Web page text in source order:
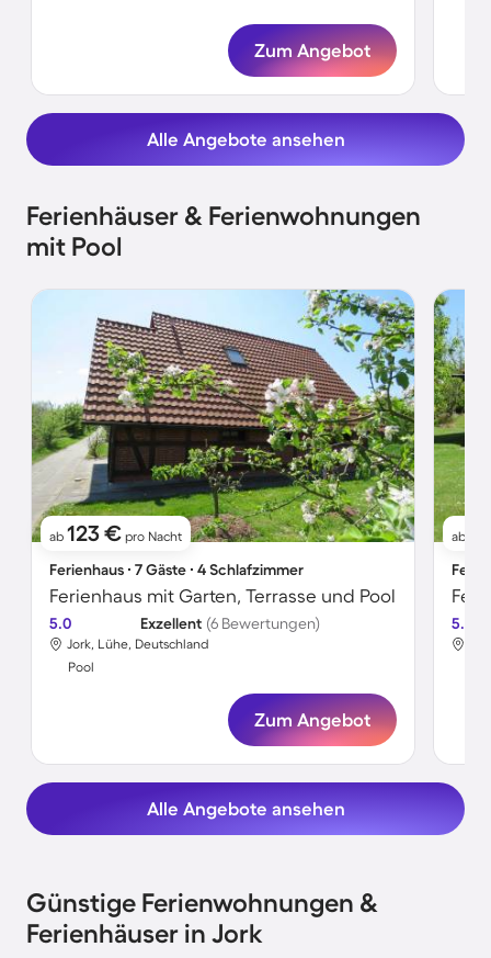
Zum Angebot
Alle Angebote ansehen
Ferienhäuser & Ferienwohnungen
mit Pool
ab 123 € pro Nacht
Ferienhaus ∙ 7 Gäste ∙ 4 Schlafzimmer
Ferienhaus mit Garten, Terrasse und Pool
5.0 Exzellent (6 Bewertungen)
Jork, Lühe, Deutschland
Pool
Zum Angebot
ab
5.0
Alle Angebote ansehen
Günstige Ferienwohnungen &
Ferienhäuser in Jork